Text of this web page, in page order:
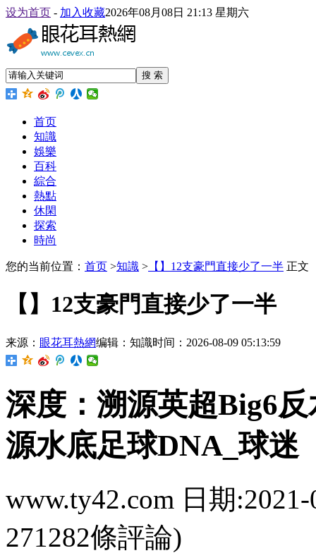
设为首页 - 加入收藏2026年08月08日 21:13 星期六
搜 索
首页
知識
娛樂
百科
綜合
熱點
休閑
探索
時尚
您的当前位置： 首页 >知識 > 【】12支豪門直接少了一半 正文
【】12支豪門直接少了一半
来源： 眼花耳熱網编辑：知識时间：2026-08-09 05:13:59
深度：溯源英超
源水底足球DNA_球迷
www.ty42.com 日期
271282條評論)